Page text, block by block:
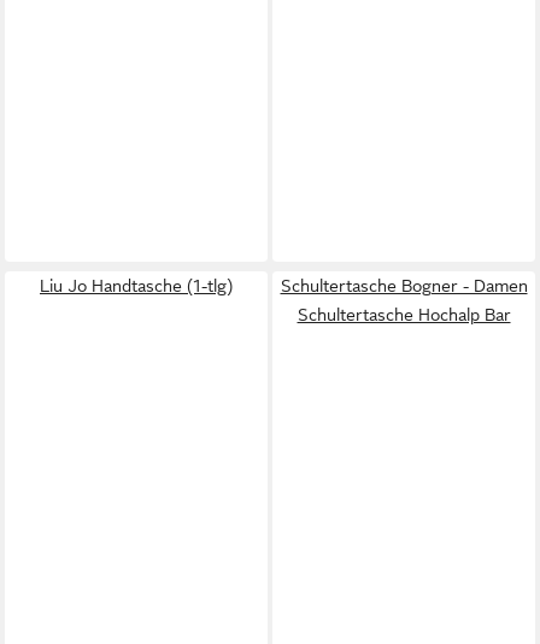
Liu Jo Handtasche (1-tlg)
Schultertasche Bogner - Damen
Schultertasche Hochalp Bar